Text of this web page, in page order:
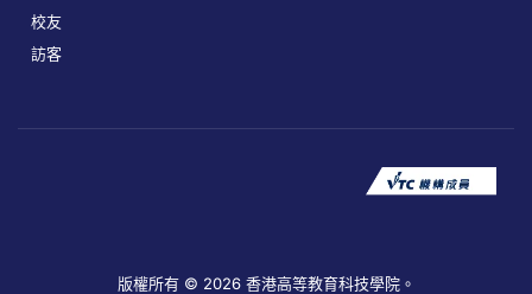
校友
訪客
版權所有 © 2026 香港高等教育科技學院。